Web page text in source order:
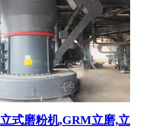
式磨粉机,GRM立磨,立